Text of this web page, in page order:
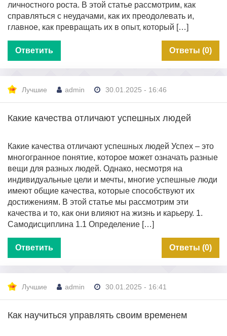
личностного роста. В этой статье рассмотрим, как
справляться с неудачами, как их преодолевать и,
главное, как превращать их в опыт, который […]
Ответить Ответы (0)
Лучшие admin 30.01.2025 - 16:46
Какие качества отличают успешных людей
Какие качества отличают успешных людей Успех – это
многогранное понятие, которое может означать разные
вещи для разных людей. Однако, несмотря на
индивидуальные цели и мечты, многие успешные люди
имеют общие качества, которые способствуют их
достижениям. В этой статье мы рассмотрим эти
качества и то, как они влияют на жизнь и карьеру. 1.
Самодисциплина 1.1 Определение […]
Ответить Ответы (0)
Лучшие admin 30.01.2025 - 16:41
Как научиться управлять своим временем